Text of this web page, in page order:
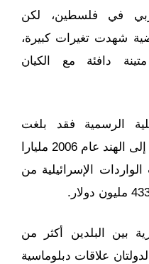
في فلسطين، لكن
شهدت تغيرات كبيرة،
دافئة مع الكيان
الرسمية فقد بلغت
الصادرات الإسرائيلية الرسمية إلى الهند عام 2006 مليارا
الواردات الإسرائيلية من
بين البلدين أكثر من
علاقات دبلوماسية